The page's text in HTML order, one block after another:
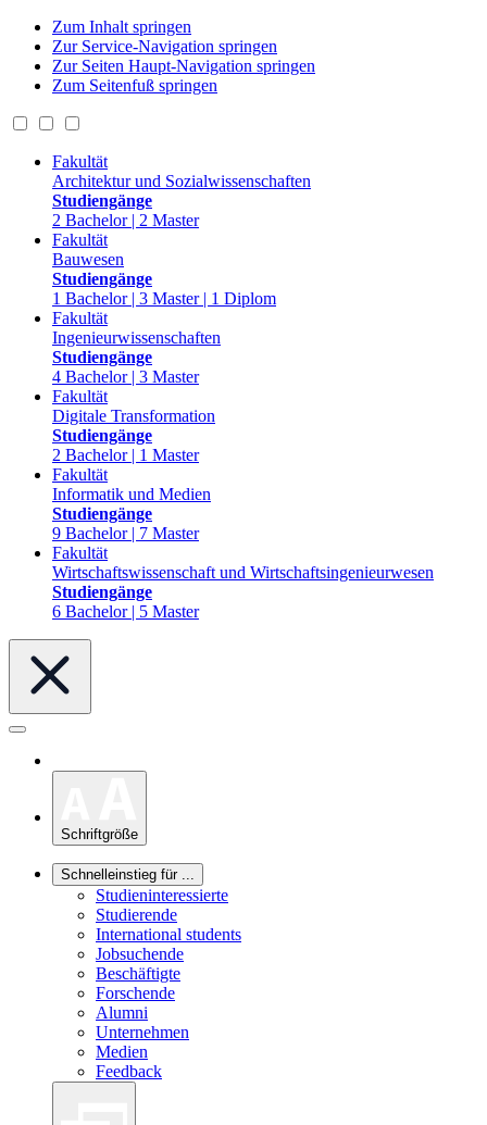
Zum Inhalt springen
Zur Service-Navigation springen
Zur Seiten Haupt-Navigation springen
Zum Seitenfuß springen
Fakultät
Architektur und Sozialwissenschaften
Studiengänge
2 Bachelor | 2 Master
Fakultät
Bauwesen
Studiengänge
1 Bachelor | 3 Master | 1 Diplom
Fakultät
Ingenieurwissenschaften
Studiengänge
4 Bachelor | 3 Master
Fakultät
Digitale Transformation
Studiengänge
2 Bachelor | 1 Master
Fakultät
Informatik und Medien
Studiengänge
9 Bachelor | 7 Master
Fakultät
Wirtschaftswissenschaft und Wirtschaftsingenieurwesen
Studiengänge
6 Bachelor | 5 Master
Schriftgröße
Schnelleinstieg für ...
Studieninteressierte
Studierende
International students
Jobsuchende
Beschäftigte
Forschende
Alumni
Unternehmen
Medien
Feedback